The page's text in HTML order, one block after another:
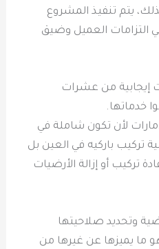
يتم تنفيذ المشروع
التزامات العميل وضيق
إيجابية من عشرات
خدماتها.
لأن تكون شاملة في
تركيب باركيه في العين بل
تركيب أو إزالة الأرضيات
وتحديد صلاحيتها
ما يميزها عن غيرها من